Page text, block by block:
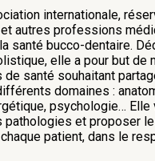
internationale,
autres professions
santé bucco-dentaire.
elle a pour but de
santé souhaitant
domaines :
psychologie… Elle
pathologies et proposer
patient, dans le